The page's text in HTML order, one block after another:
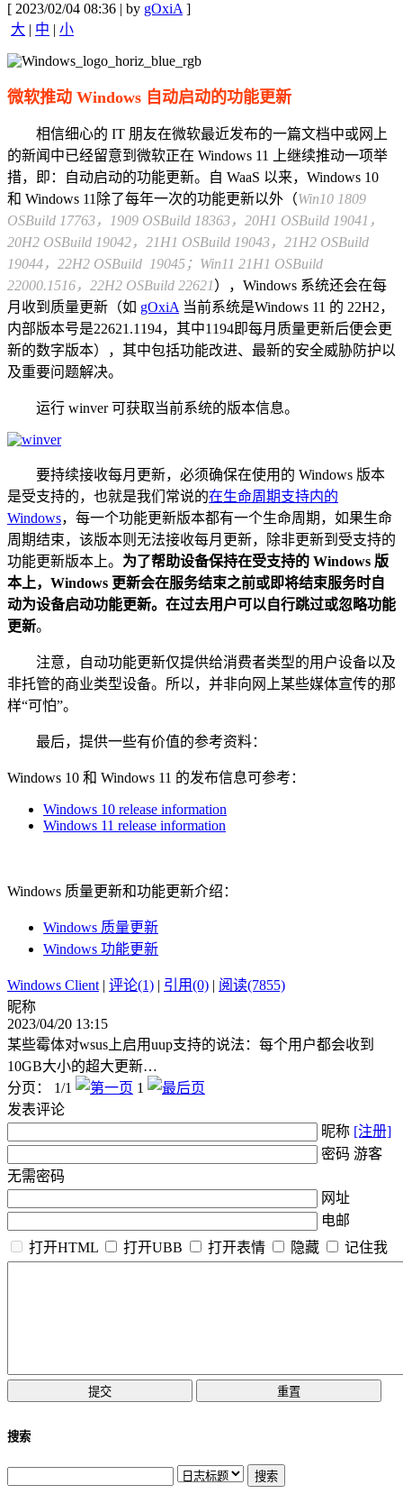
[ 2023/02/04 08:36 | by gOxiA]
大 | 中 | 小
微软推动 Windows 自动启动的功能更新
相信细心的 IT 朋友在微软最近发布的一篇文档中或网上
的新闻中已经留意到微软正在 Windows 11 上继续推动一项举
措，即：自动启动的功能更新。自 WaaS 以来，Windows 10
和 Windows 11除了每年一次的功能更新以外（Win10 1809
OSBuild 17763，1909 OSBuild 18363，20H1 OSBuild 19041，
20H2 OSBuild 19042，21H1 OSBuild 19043，21H2 OSBuild
19044，22H2 OSBuild 19045；Win11 21H1 OSBuild
22000.1516，22H2 OSBuild 22621），Windows 系统还会在每
月收到质量更新（如 gOxiA当前系统是Windows 11 的 22H2，
内部版本号是22621.1194，其中1194即每月质量更新后便会更
新的数字版本），其中包括功能改进、最新的安全威胁防护以
及重要问题解决。
运行 winver 可获取当前系统的版本信息。
要持续接收每月更新，必须确保在使用的 Windows 版本
是受支持的，也就是我们常说的在生命周期支持内的
Windows，每一个功能更新版本都有一个生命周期，如果生命
周期结束，该版本则无法接收每月更新，除非更新到受支持的
功能更新版本上。 为了帮助设备保持在受支持的 Windows 版
本上，Windows 更新会在服务结束之前或即将结束服务时自
动为设备启动功能更新。在过去用户可以自行跳过或忽略功能
更新。
注意，自动功能更新仅提供给消费者类型的用户设备以及
非托管的商业类型设备。所以，并非向网上某些媒体宣传的那
样“可怕”。
最后，提供一些有价值的参考资料：
Windows 10 和 Windows 11 的发布信息可参考：
Windows 10 release information
Windows 11 release information
Windows 质量更新和功能更新介绍：
Windows 质量更新
Windows 功能更新
Windows Client| 评论(1) | 引用(0) | 阅读(7855)
昵称
2023/04/20 13:15
某些霉体对wsus上启用uup支持的说法：每个用户都会收到
10GB大小的超大更新…
分页： 1/1
1
发表评论
昵称 [注册]
密码 游客
无需密码
网址
电邮
打开HTML
打开UBB 打开表情 隐藏 记住我
搜索